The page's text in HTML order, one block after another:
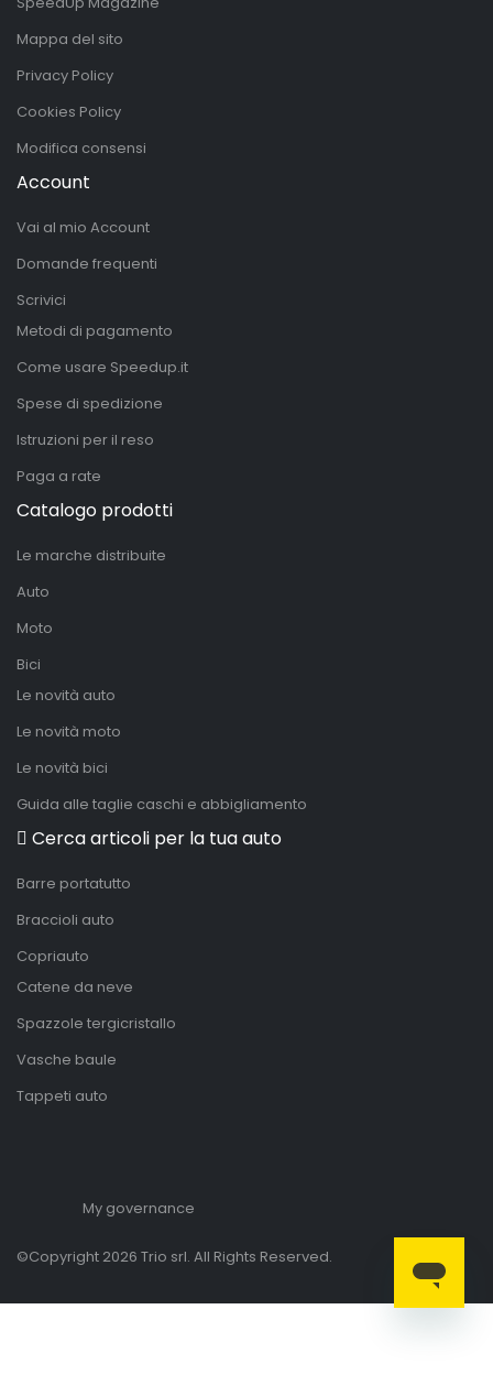
Mappa del sito
Privacy Policy
Cookies Policy
Modifica consensi
Account
Vai al mio Account
Domande frequenti
Scrivici
Metodi di pagamento
Come usare Speedup.it
Spese di spedizione
Istruzioni per il reso
Paga a rate
Catalogo prodotti
Le marche distribuite
Auto
Moto
Bici
Le novità auto
Le novità moto
Le novità bici
Guida alle taglie caschi e abbigliamento
Cerca articoli per la tua auto
Barre portatutto
Braccioli auto
Copriauto
Catene da neve
Spazzole tergicristallo
Vasche baule
Tappeti auto
My governance
©Copyright 2026 Trio srl. All Rights Reserved.